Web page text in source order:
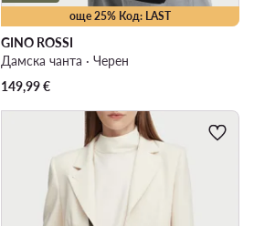
още 25% Код: LAST
GINO ROSSI
Дамска чанта · Черен
149,99€